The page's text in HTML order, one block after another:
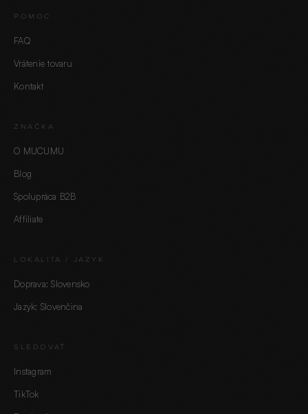
POMOC
FAQ
Vrátenie tovaru
Kontakt
ZNAČKA
O MUCUMU
Blog
Spolupráca B2B
Affiliate
LOKALITA / JAZYK
Doprava: Slovensko
Jazyk: Slovenčina
SLEDOVAŤ
Instagram
TikTok